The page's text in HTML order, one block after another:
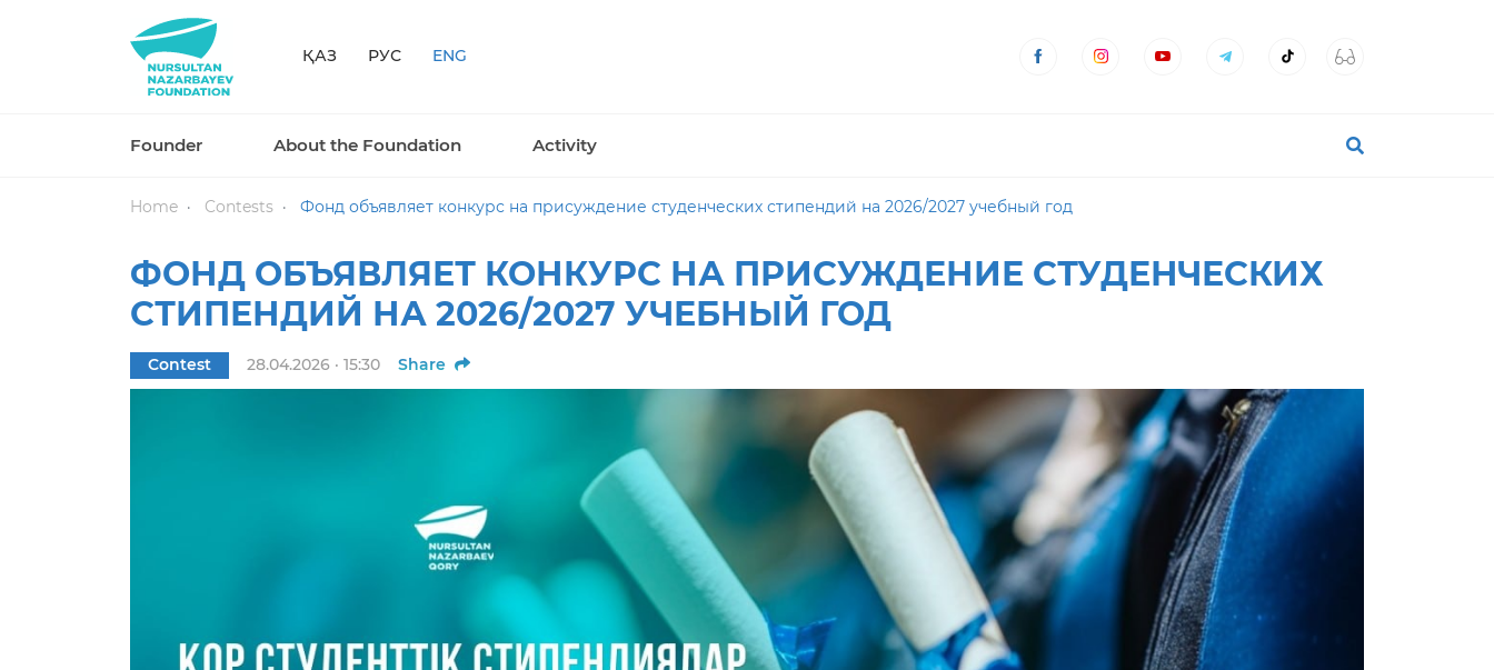
ҚАЗ РУС ENG
Founder About the Foundation Activity
Home Contests Фонд объявляет конкурс на присуждение студенческих стипендий на 2026/2027 учебный год
ФОНД ОБЪЯВЛЯЕТ КОНКУРС НА ПРИСУЖДЕНИЕ СТУДЕНЧЕСКИХ
СТИПЕНДИЙ НА 2026/2027 УЧЕБНЫЙ ГОД
Contest 28.04.2026 · 15:30 Share